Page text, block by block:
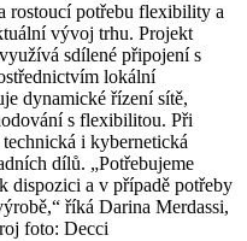
rostoucí potřebu flexibility a
vývoj trhu. Projekt
sdílené připojení s
lokální
dynamické řízení sítě,
s flexibilitou. Při
i kybernetická
dílů. „Potřebujeme
dispozici a v případě potřeby
říká Darina Merdassi,
foto: Decci